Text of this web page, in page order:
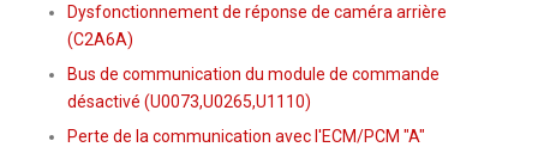
Dysfonctionnement de réponse de caméra arrière
(C2A6A)
Bus de communication du module de commande
désactivé (U0073,U0265,U1110)
Perte de la communication avec l'ECM/PCM "A"